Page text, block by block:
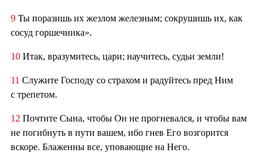
9 Ты поразишь их жезлом железным; сокрушишь их, как
сосуд горшечника».
10 Итак, вразумитесь, цари; научитесь, судьи земли!
11 Служите Господу со страхом и радуйтесь пред Ним
с трепетом.
12 Почтите Сына, чтобы Он не прогневался, и чтобы вам
не погибнуть в пути вашем, ибо гнев Его возгорится
вскоре. Блаженны все, уповающие на Него.